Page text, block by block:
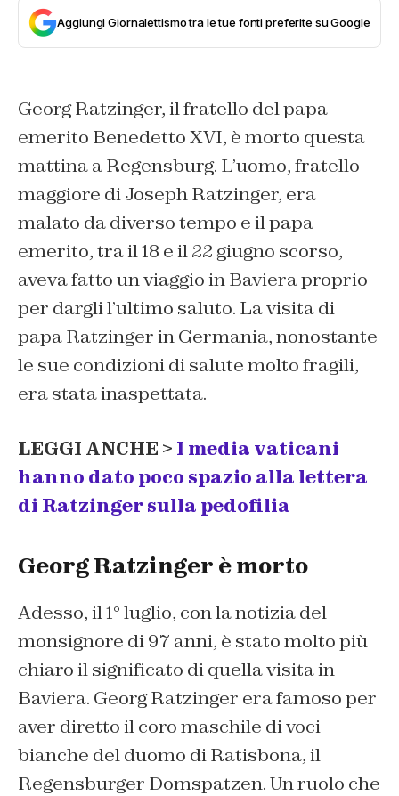
Aggiungi Giornalettismo tra le tue fonti preferite su Google
Georg Ratzinger, il fratello del papa
emerito Benedetto XVI, è morto questa
mattina a Regensburg. L’uomo, fratello
maggiore di Joseph Ratzinger, era
malato da diverso tempo e il papa
emerito, tra il 18 e il 22 giugno scorso,
aveva fatto un viaggio in Baviera proprio
per dargli l’ultimo saluto. La visita di
papa Ratzinger in Germania, nonostante
le sue condizioni di salute molto fragili,
era stata inaspettata.
LEGGI ANCHE > I media vaticani
hanno dato poco spazio alla lettera
di Ratzinger sulla pedofilia
Georg Ratzinger è morto
Adesso, il 1° luglio, con la notizia del
monsignore di 97 anni, è stato molto più
chiaro il significato di quella visita in
Baviera. Georg Ratzinger era famoso per
aver diretto il coro maschile di voci
bianche del duomo di Ratisbona, il
Regensburger Domspatzen. Un ruolo che